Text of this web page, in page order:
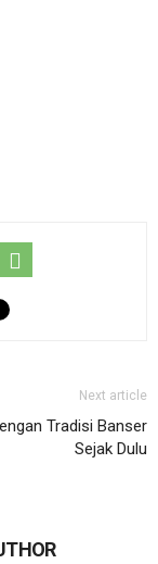
Next article
Tradisi Banser
Sejak Dulu